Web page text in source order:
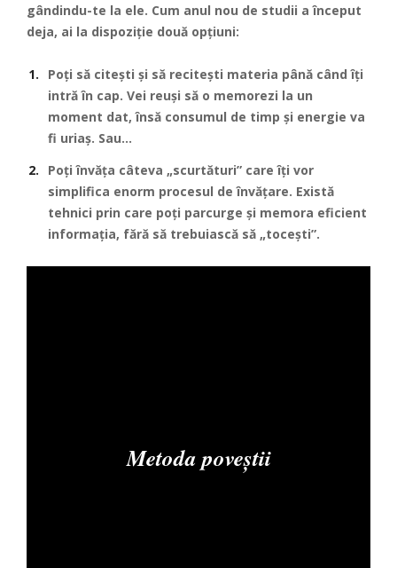
gândindu-te la ele. Cum anul nou de studii a început
deja, ai la dispoziție două opțiuni:
Poți să citești și să recitești materia până când îți
intră în cap. Vei reuși să o memorezi la un
moment dat, însă consumul de timp și energie va
fi uriaș. Sau…
Poți învăța câteva „scurtături” care îți vor
simplifica enorm procesul de învățare. Există
tehnici prin care poți parcurge și memora eficient
informația, fără să trebuiască să „tocești”.
Metoda poveștii